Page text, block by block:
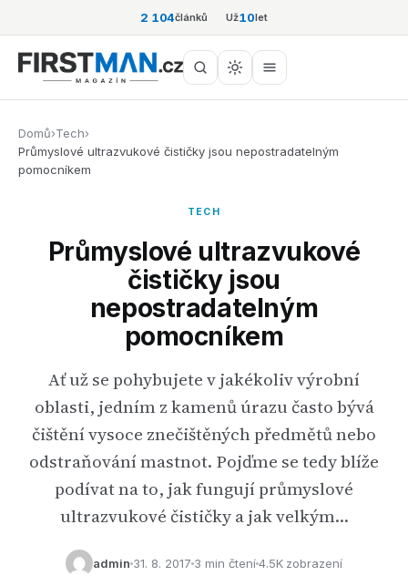
2 104článků Už10let
Domů›Tech›
Průmyslové ultrazvukové čističky jsou nepostradatelným
pomocníkem
TECH
Průmyslové ultrazvukové
čističky jsou
nepostradatelným
pomocníkem
Ať už se pohybujete v jakékoliv výrobní
oblasti, jedním z kamenů úrazu často bývá
čištění vysoce znečištěných předmětů nebo
odstraňování mastnot. Pojďme se tedy blíže
podívat na to, jak fungují průmyslové
ultrazvukové čističky a jak velkým…
admin 31. 8. 2017 3 min čtení4.5K zobrazení